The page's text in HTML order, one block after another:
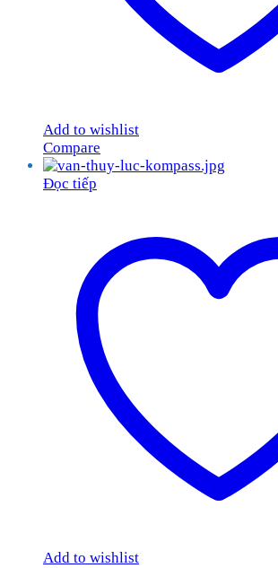
Add to wishlist
Compare
Đọc tiếp
Add to wishlist